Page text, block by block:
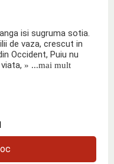
isi sugruma sotia.
de vaza, crescut in
Occident, Puiu nu
» ...mai mult